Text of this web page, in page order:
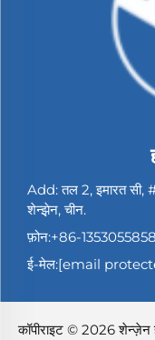
Add: तल 2, इमारत सी,
शेन्झ़ेन, चीन.
फ़ोन:+86-
ई-मेल:[email
कॉपीराइट © 2026 शेन्ज़ेन